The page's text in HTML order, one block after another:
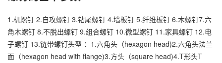
1.机螺钉 2.自攻螺钉 3.钻尾螺钉 4.墙板钉 5.纤维板钉 6.木螺钉7.六
角木螺钉 8.不脱出螺钉 9.组合螺钉 10.微型螺钉 11.家具螺钉 12.电
子螺钉 13.链带螺钉头型 ：1.六角头（hexagon head)2.六角头法兰
面（hexagon head with flange)3.方头（square head)4.T形头T